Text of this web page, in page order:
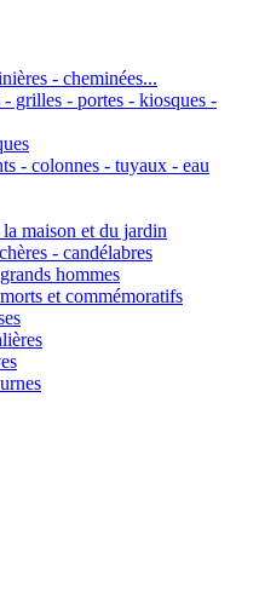
- cheminées...
grilles - portes - kiosques -
- colonnes - tuyaux - eau
maison et du jardin
- candélabres
hommes
et commémoratifs